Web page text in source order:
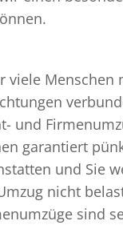
viele Menschen
und
garantiert
und Sie
nicht
sind